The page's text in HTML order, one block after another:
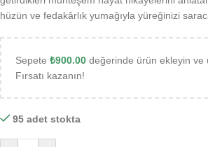
hüzün ve fedakârlık yumağıyla yüreğinizi
Sepete ₺900.00 değerinde ürün ekleyin ve
Fırsatı kazanın!
95 adet stokta